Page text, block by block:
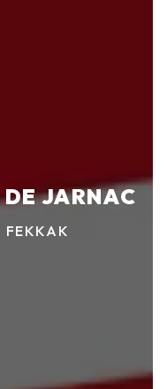
JARNAC
FEKKAK